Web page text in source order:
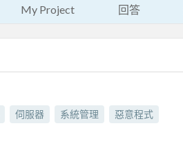
My Project 回答
伺服器 系統管理
惡意程式